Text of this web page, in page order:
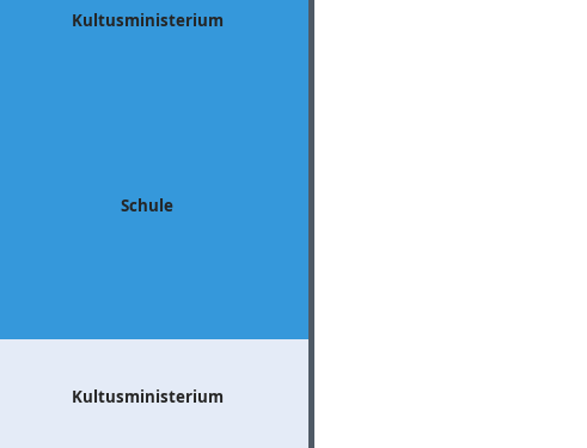
Kultusministerium
Schule
Kultusministerium